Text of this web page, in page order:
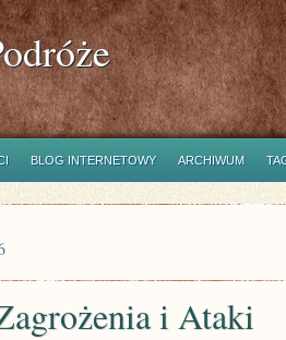
BLOG INTERNETOWY ARCHIWUM
i Ataki